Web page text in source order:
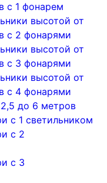
с 1 фонарем
высотой от
с 2 фонарями
высотой от
с 3 фонарями
высотой от
с 4 фонарями
до 6 метров
с 1 светильником
с 2
с 3